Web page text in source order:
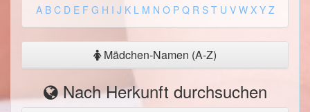
A B C D E F G H I J K L M N O P Q R S T U V W X Y Z
Mädchen-Namen (A-Z)
Nach Herkunft durchsuchen